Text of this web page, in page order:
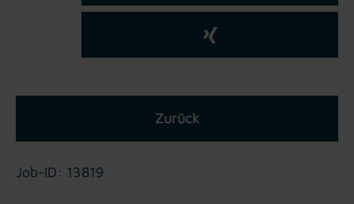
Zurück
Job-ID: 13819